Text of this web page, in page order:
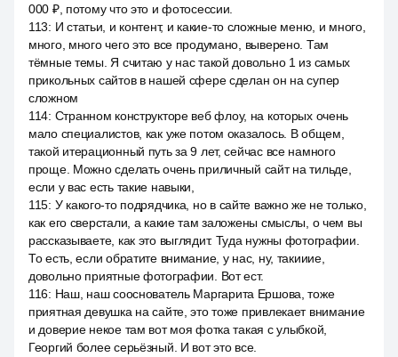
000 ₽, потому что это и фотосессии.
113: И статьи, и контент, и какие-то сложные меню, и много,
много, много чего это все продумано, выверено. Там
тёмные темы. Я считаю у нас такой довольно 1 из самых
прикольных сайтов в нашей сфере сделан он на супер
сложном
114: Странном конструкторе веб флоу, на которых очень
мало специалистов, как уже потом оказалось. В общем,
такой итерационный путь за 9 лет, сейчас все намного
проще. Можно сделать очень приличный сайт на тильде,
если у вас есть такие навыки,
115: У какого-то подрядчика, но в сайте важно же не только,
как его сверстали, а какие там заложены смыслы, о чем вы
рассказываете, как это выглядит. Туда нужны фотографии.
То есть, если обратите внимание, у нас, ну, такииие,
довольно приятные фотографии. Вот ест.
116: Наш, наш сооснователь Маргарита Ершова, тоже
приятная девушка на сайте, это тоже привлекает внимание
и доверие некое там вот моя фотка такая с улыбкой,
Георгий более серьёзный. И вот это все.